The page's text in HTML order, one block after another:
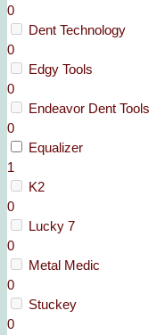
0
Dent Technology
0
Edgy Tools
0
Endeavor Dent Tools
0
Equalizer
1
K2
0
Lucky 7
0
Metal Medic
0
Stuckey
0